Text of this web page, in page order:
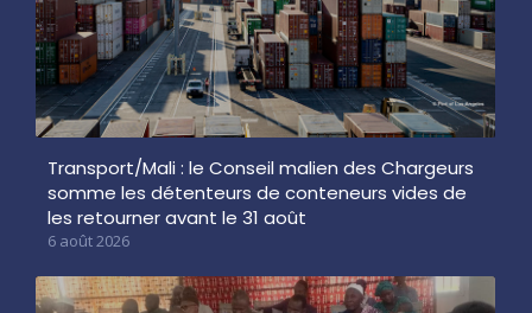
Transport/Mali : le Conseil malien des Chargeurs
somme les détenteurs de conteneurs vides de
les retourner avant le 31 août
6 août 2026